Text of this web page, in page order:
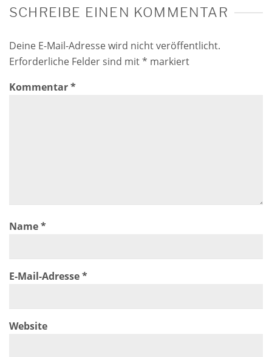
SCHREIBE EINEN KOMMENTAR
Deine E-Mail-Adresse wird nicht veröffentlicht.
Erforderliche Felder sind mit* markiert
Kommentar*
Name*
E-Mail-Adresse*
Website